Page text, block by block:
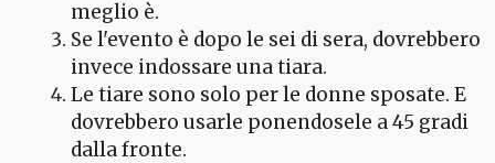
meglio è.
Se l'evento è dopo le sei di sera, dovrebbero
invece indossare una tiara.
Le tiare sono solo per le donne sposate. E
dovrebbero usarle ponendosele a 45 gradi
dalla fronte.